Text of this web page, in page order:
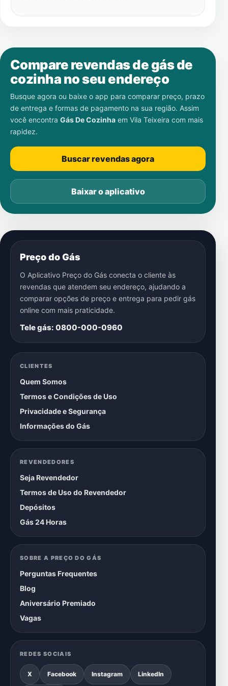
Compare revendas de gás de
cozinha no seu endereço
Busque agora ou baixe o app para comparar preço, prazo
de entrega e formas de pagamento na sua região. Assim
você encontra Gás De Cozinha em Vila Teixeira com mais
rapidez.
Buscar revendas agora
Baixar o aplicativo
Preço do Gás
O Aplicativo Preço do Gás conecta o cliente às
revendas que atendem seu endereço, ajudando a
comparar opções de preço e entrega para pedir gás
online com mais praticidade.
Tele gás: 0800-000-0960
CLIENTES
Quem Somos
Termos e Condições de Uso
Privacidade e Segurança
Informações do Gás
REVENDEDORES
Seja Revendedor
Termos de Uso do Revendedor
Depósitos
Gás 24 Horas
SOBRE A PREÇO DO GÁS
Perguntas Frequentes
Blog
Aniversário Premiado
Vagas
REDES SOCIAIS
X Facebook Instagram LinkedIn